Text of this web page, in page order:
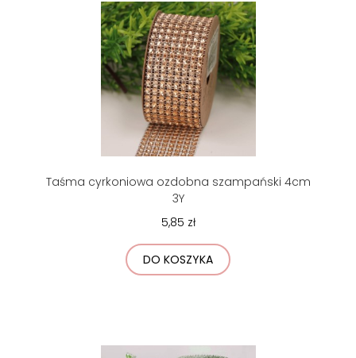
Taśma cyrkoniowa ozdobna szampański 4cm
3Y
5,85 zł
DO KOSZYKA